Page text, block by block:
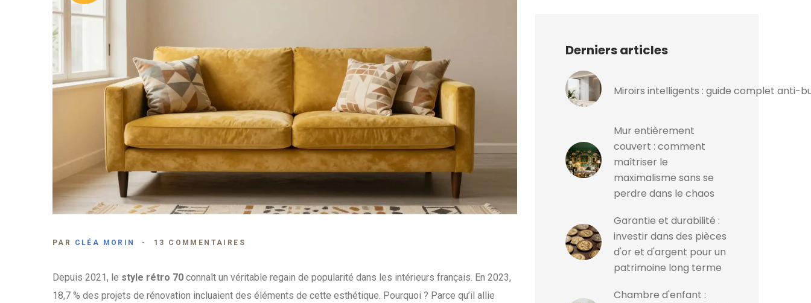
PAR CLÉA MORIN 13 COMMENTAIRES
Depuis 2021, le style rétro 70 connaît un véritable regain de popularité dans les intérieurs français. En 2023,
18,7 % des projets de rénovation incluaient des éléments de cette esthétique. Pourquoi ? Parce qu’il allie
Derniers articles
Miroirs intelligents : guide complet anti-
Mur entièrement
couvert : comment
maîtriser le
maximalisme sans se
perdre dans le chaos
Garantie et durabilité :
investir dans des pièces
d'or et d'argent pour un
patrimoine long terme
Chambre d'enfant :